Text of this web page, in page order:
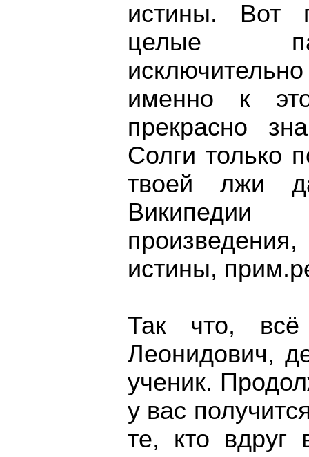
истины. Вот
целые
именно к
прекрасно
Солги только
твоей лжи
истины,
Так что,
Леонидович,
ученик.
у вас
те, кто